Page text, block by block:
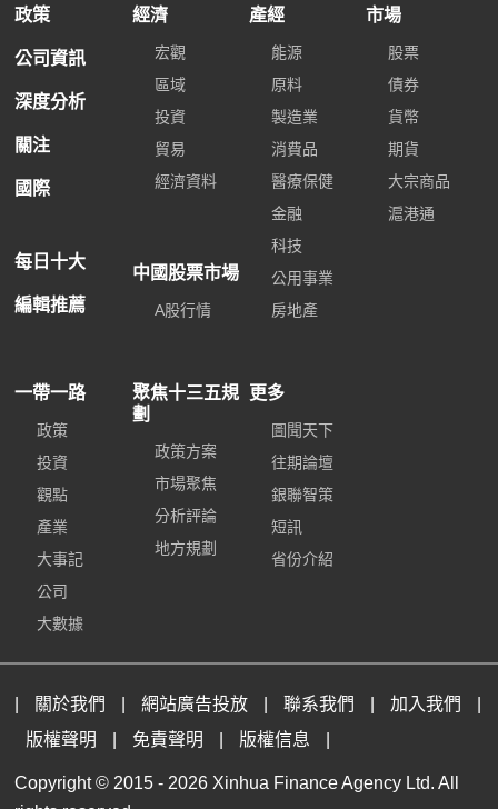
政策
公司資訊
深度分析
關注
國際
每日十大
編輯推薦
經濟
宏觀
區域
投資
貿易
經濟資料
中國股票市場
A股行情
產經
能源
原料
製造業
消費品
醫療保健
金融
科技
公用事業
房地產
市場
股票
債券
貨幣
期貨
大宗商品
滬港通
一帶一路
政策
投資
觀點
產業
大事記
公司
大數據
聚焦十三五規
劃
政策方案
市場聚焦
分析評論
地方規劃
更多
圖聞天下
往期論壇
銀聯智策
短訊
省份介紹
關於我們 網站廣告投放 聯系我們 加入我們
版權聲明
免責聲明 版權信息
Copyright © 2015 - 2026 Xinhua Finance Agency Ltd. All